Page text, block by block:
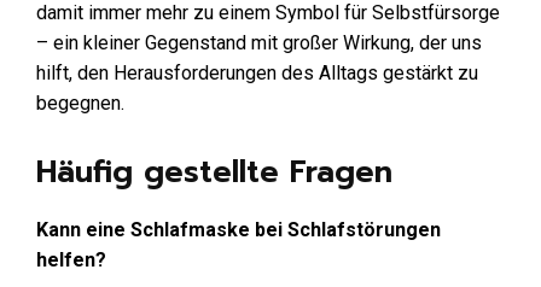
damit immer mehr zu einem Symbol für Selbstfürsorge
– ein kleiner Gegenstand mit großer Wirkung, der uns
hilft, den Herausforderungen des Alltags gestärkt zu
begegnen.
Häufig gestellte Fragen
Kann eine Schlafmaske bei Schlafstörungen
helfen?